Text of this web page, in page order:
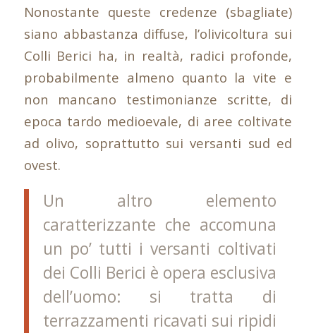
Nonostante queste credenze (sbagliate)
siano abbastanza diffuse, l’olivicoltura sui
Colli Berici ha, in realtà, radici profonde,
probabilmente almeno quanto la vite e
non mancano testimonianze scritte, di
epoca tardo medioevale, di aree coltivate
ad olivo, soprattutto sui versanti sud ed
ovest.
Un altro elemento
caratterizzante che accomuna
un po’ tutti i versanti coltivati
dei Colli Berici è opera esclusiva
dell’uomo: si tratta di
terrazzamenti ricavati sui ripidi